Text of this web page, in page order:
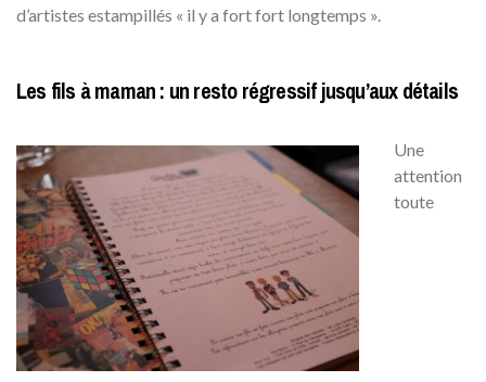
d’artistes estampillés « il y a fort fort longtemps ».
Les fils à maman : un resto régressif jusqu’aux détails
Une
attention
toute